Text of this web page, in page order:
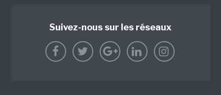
Suivez-nous sur les réseaux